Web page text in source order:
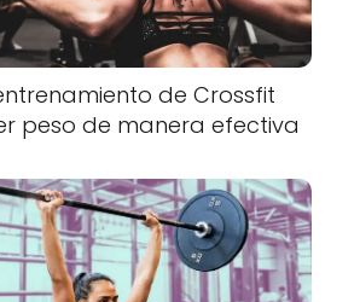
de Crossfit
peso de manera efectiva